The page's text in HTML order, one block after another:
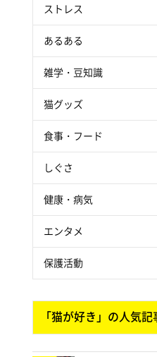
ストレス
あるある
雑学・豆知識
猫グッズ
食事・フード
しぐさ
健康・病気
エンタメ
保護活動
「猫が好き」の人気記